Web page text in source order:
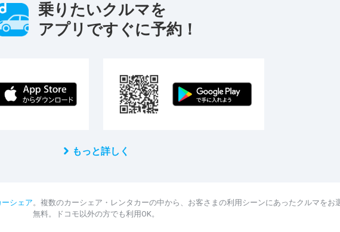
乗りたいクルマを
アプリですぐに予約！
もっと詳しく
シェア。複数のカーシェア・レンタカーの中から、お客さまの利用シーンにあったクルマを
無料。ドコモ以外の方でも利用OK。